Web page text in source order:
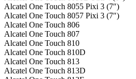
Alcatel One Touch 8055 Pixi 3 (7″)
Alcatel One Touch 8057 Pixi 3 (7″)
Alcatel One Touch 806
Alcatel One Touch 807
Alcatel One Touch 810
Alcatel One Touch 810D
Alcatel One Touch 813
Alcatel One Touch 813D